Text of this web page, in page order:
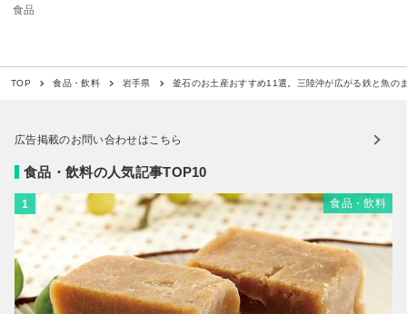
食品
TOP 食品・飲料 岩手県 釜石のお土産おすすめ11選。三陸沖が広がる鉄と魚の
広告掲載のお問い合わせはこちら
食品・飲料の人気記事TOP10
1 食品・飲料